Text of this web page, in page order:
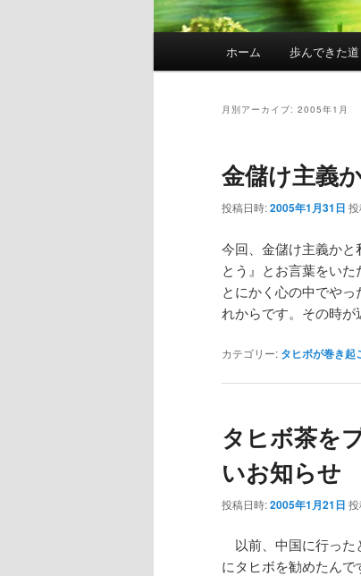
ホーム 歩んできた
月別アーカイブ: 2005年1月
金儲け主義
投稿日時:2005年1月31日
今回、金儲け主義か
とう』とお言葉をいた
とにかく心の中でや
れからです。その時
カテゴリー: タヒボが巻き起
タヒボ茶を
いお知らせ
投稿日時:2005年1月21日
以前、中国に行った
にタヒボを勧めたん